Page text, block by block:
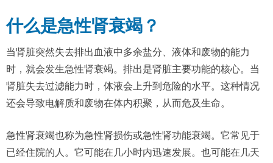
什么是急性肾衰竭？
当肾脏突然失去排出血液中多余盐分、液体和废物的能力
时，就会发生急性肾衰竭。排出是肾脏主要功能的核心。当
肾脏失去过滤能力时，体液会上升到危险的水平。这种情况
还会导致电解质和废物在体内积聚，从而危及生命。
急性肾衰竭也称为急性肾损伤或急性肾功能衰竭。它常见于
已经住院的人。它可能在几小时内迅速发展。也可能在几天